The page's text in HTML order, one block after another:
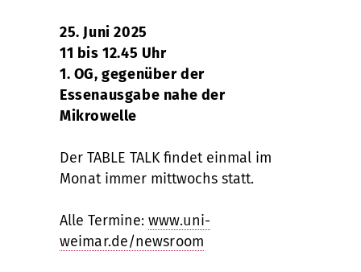
25. Juni 2025
11 bis 12.45 Uhr
1. OG, gegenüber der
Essenausgabe nahe der
Mikrowelle
Der TABLE TALK findet einmal im
Monat immer mittwochs statt.
Alle Termine: www.uni-
weimar.de/newsroom